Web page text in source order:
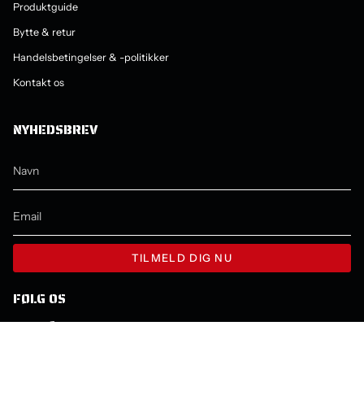
Produktguide
Bytte & retur
Handelsbetingelser & -politikker
Kontakt os
NYHEDSBREV
TILMELD DIG NU
FØLG OS
InstagramFacebookYouTube